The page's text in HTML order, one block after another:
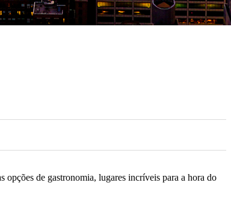
opções de gastronomia, lugares incríveis para a hora do